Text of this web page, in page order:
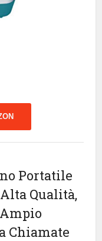
Portatile
Qualità,
Chiamate